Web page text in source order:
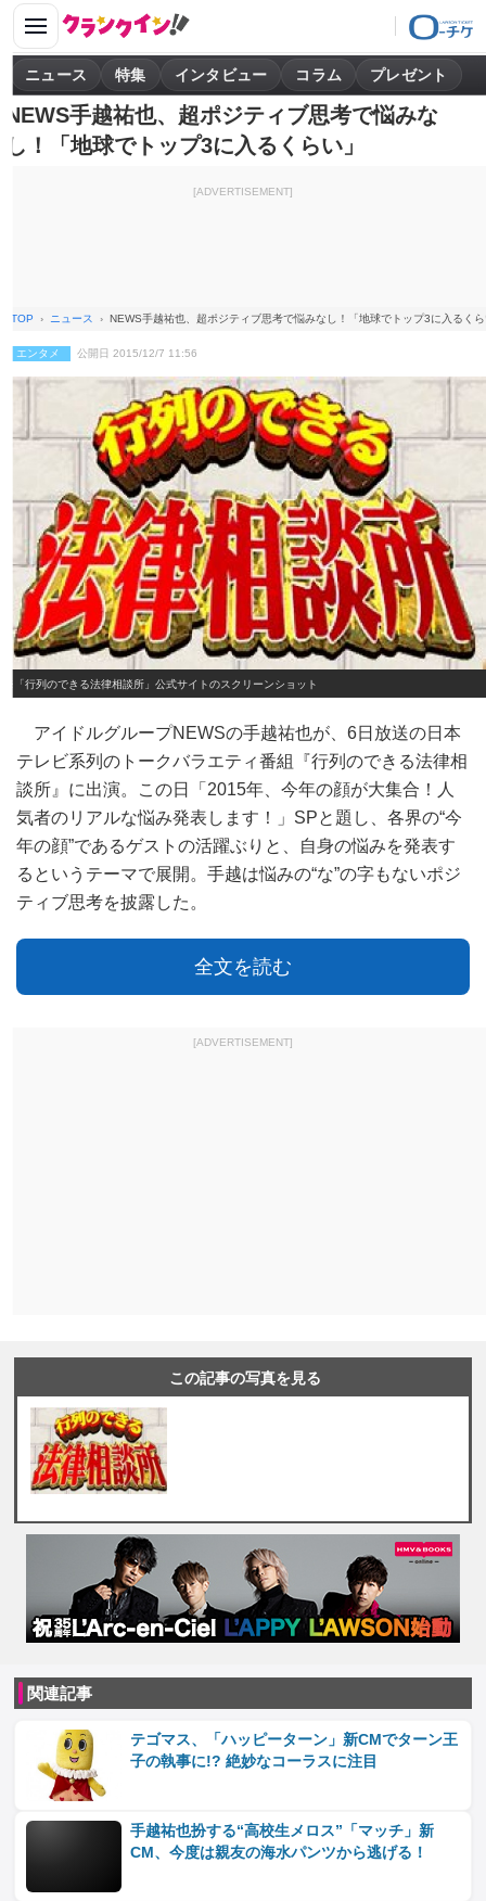
ニュース 特集 インタビュー コラム プレゼント
NEWS手越祐也、超ポジティブ思考で悩みな
し！「地球でトップ3に入るくらい」
[ADVERTISEMENT]
TOP ニュース NEWS手越祐也、超ポジティブ思考で悩みなし！「地球でトップ3に入るく
エンタメ 公開日 2015/12/7 11:56
※「行列のできる法律相談所」公式サイトのスクリーンショット
アイドルグループNEWSの手越祐也が、6日放送の日本
テレビ系列のトークバラエティ番組『行列のできる法律相
談所』に出演。この日「2015年、今年の顔が大集合！人
気者のリアルな悩み発表します！」SPと題し、各界の“今
年の顔”であるゲストの活躍ぶりと、自身の悩みを発表す
るというテーマで展開。手越は悩みの“な”の字もないポジ
ティブ思考を披露した。
全文を読む
[ADVERTISEMENT]
この記事の写真を見る
関連記事
テゴマス、「ハッピーターン」新CMでターン王
子の執事に!? 絶妙なコーラスに注目
手越祐也扮する“高校生メロス”「マッチ」新
CM、今度は親友の海水パンツから逃げる！